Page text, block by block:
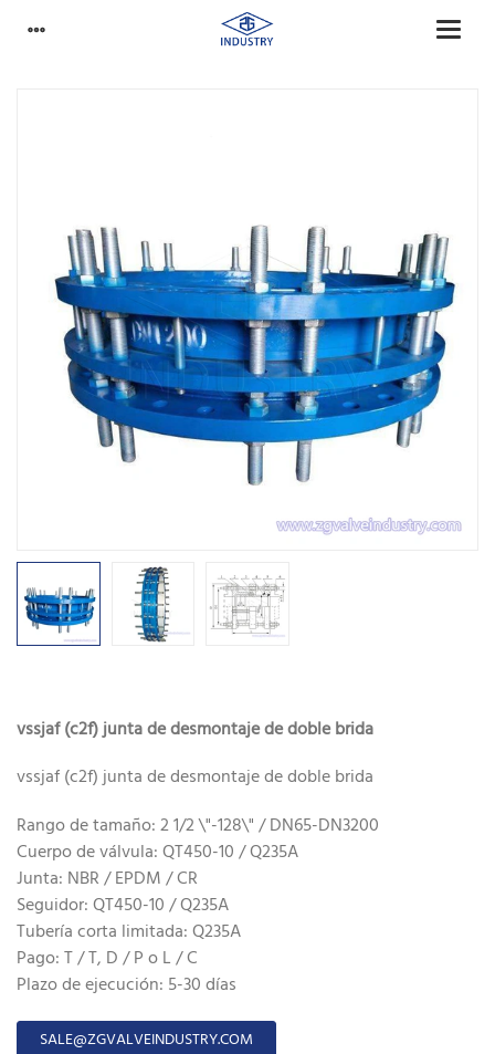
vssjaf (c2f) junta de desmontaje de doble brida
vssjaf (c2f) junta de desmontaje de doble brida
Rango de tamaño: 2 1/2 \"-128\" / DN65-DN3200
Cuerpo de válvula: QT450-10 / Q235A
Junta: NBR / EPDM / CR
Seguidor: QT450-10 / Q235A
Tubería corta limitada: Q235A
Pago: T / T, D / P o L / C
Plazo de ejecución: 5-30 días
SALE@ZGVALVEINDUSTRY.COM